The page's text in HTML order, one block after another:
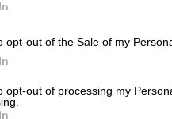
opt-out of the Sale of my
opt-out of processing my
Πολιτική|